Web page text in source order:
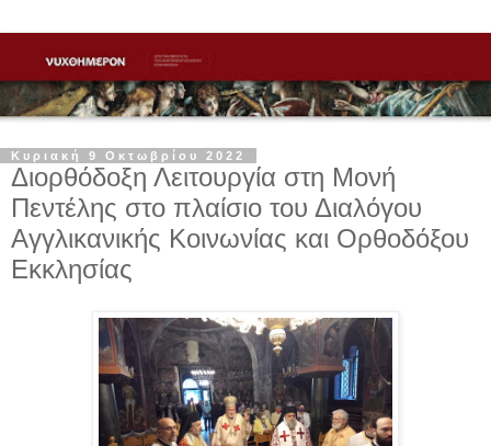
Κυριακή 9 Οκτωβρίου 2022
Διορθόδοξη Λειτουργία στη Μονή
Πεντέλης στο πλαίσιο του Διαλόγου
Αγγλικανικής Κοινωνίας και Ορθοδόξου
Εκκλησίας